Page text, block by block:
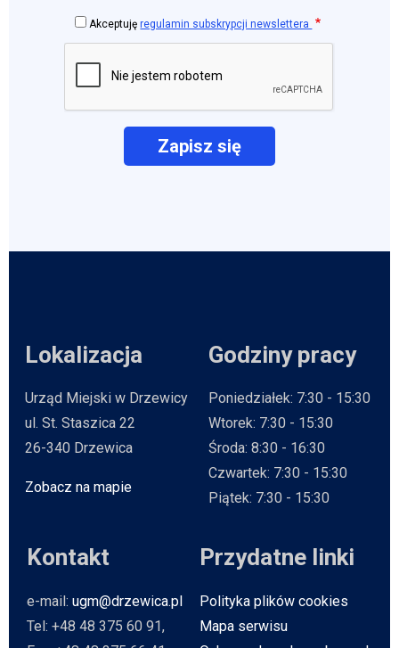
Akceptujęregulamin subskrypcji newslettera
Lokalizacja
Urząd Miejski w Drzewicy
ul. St. Staszica 22
26-340 Drzewica
Zobacz na mapieWill open in new tab
Godziny pracy
Poniedziałek: 7:30 - 15:30
Wtorek: 7:30 - 15:30
Środa: 8:30 - 16:30
Czwartek: 7:30 - 15:30
Piątek: 7:30 - 15:30
Kontakt
e-mail: ugm@drzewica.pl
Tel: +48 48 375 60 91,
Przydatne linki
Polityka plików cookies
Mapa serwisu